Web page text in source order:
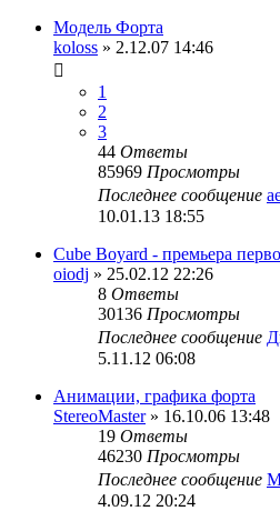
Модель Форта
koloss » 2.12.07 14:46
1
2
3
44 Ответы
85969 Просмотры
Последнее сообщение
10.01.13 18:55
Cube Boyard - премьера
oiodj » 25.02.12 22:26
8 Ответы
30136 Просмотры
Последнее сообщение
5.11.12 06:08
Анимации, графика форта
StereoMaster» 16.10.06 13:48
19 Ответы
46230 Просмотры
Последнее сообщение
4.09.12 20:24